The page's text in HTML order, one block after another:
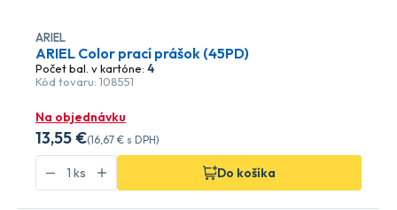
ARIEL
ARIEL Color prací prášok (45PD)
Počet bal. v kartóne: 4
Kód tovaru: 108551
Na objednávku
13,55 €(16,67 € s DPH)
Do košíka